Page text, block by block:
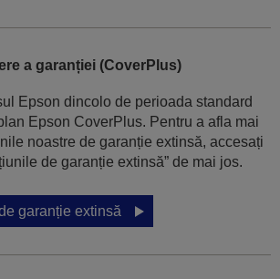
a garanției (CoverPlus)
Epson dincolo de perioada standard
Epson CoverPlus. Pentru a afla mai
noastre de garanție extinsă, accesați
de garanție extinsă” de mai jos.
garanție extinsă